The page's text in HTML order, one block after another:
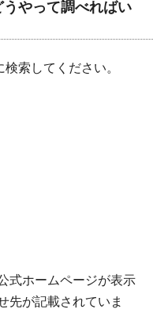
やって調べればい
索してください。
式ホームページが表示
先が記載されていま